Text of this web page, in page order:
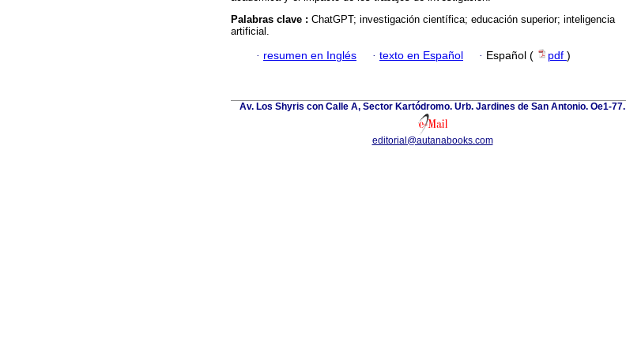
Palabras clave : ChatGPT; investigación científica; educación superior; inteligencia
artificial.
· resumen en Inglés · texto en Español · Español ( pdf )
Av. Los Shyris con Calle A, Sector Kartódromo. Urb. Jardines de San Antonio. Oe1-77.
editorial@autanabooks.com